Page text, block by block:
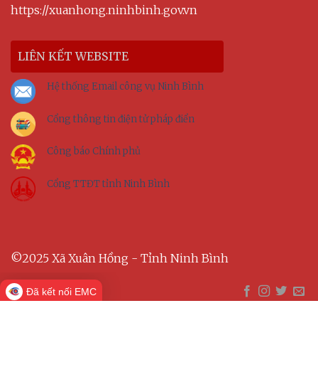
https://xuanhong.ninhbinh.gov.vn
LIÊN KẾT WEBSITE
Hệ thống Email công vụ Ninh Bình
Cổng thông tin điện tử pháp điển
Công báo Chính phủ
Cổng TTĐT tỉnh Ninh Bình
©2025 Xã Xuân Hồng - Tỉnh Ninh Bình
Đã kết nối EMC